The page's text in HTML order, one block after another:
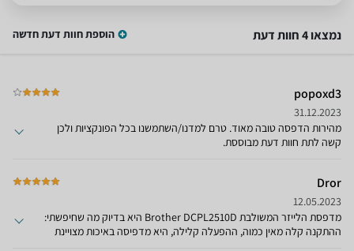
נמצאו 4 חוות דעת הוספת חוות דעת חדשה
popoxd3
31.12.2023
מהירות הדפסה טובה מאוד. טרם למדנו/השתמשנו בכל הפונקציות ולכן
קשה לתת חוות דעת מבוססת.
Dror
12.05.2023
מדפסת ‏הלייזר ‏המשולבת Brother DCPL2510D היא בדיוק מה שחיפשתי:
ההתקנה קלה מאין כמוה, ההפעלה קלילה, היא מדפיסה באיכות מצויינת